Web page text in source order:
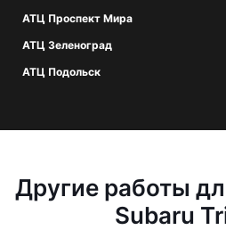
АТЦ Проспект Мира
АТЦ Зеленоград
АТЦ Подольск
Другие работы
Subaru